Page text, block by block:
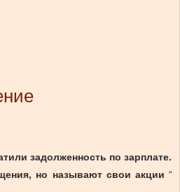
задолженность по зарплате.
но называют свои акции“​